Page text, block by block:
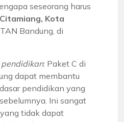
seseorang harus
Kota
Bandung, di
: Paket C di
dapat membantu
pendidikan yang
Ini sangat
tidak dapat